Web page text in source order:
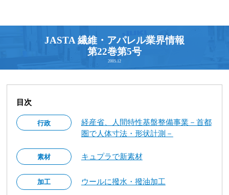
JASTA 繊維・アパレル業界情報
第22巻第5号
2005.12
目次
行政
経産省、人間特性基盤整備事業－首都
圏で人体寸法・形状計測－
素材 キュプラで新素材
加工 ウールに撥水・撥油加工